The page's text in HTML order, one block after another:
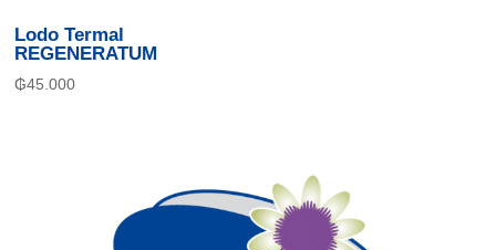
Lodo Termal
REGENERATUM
₲45.000